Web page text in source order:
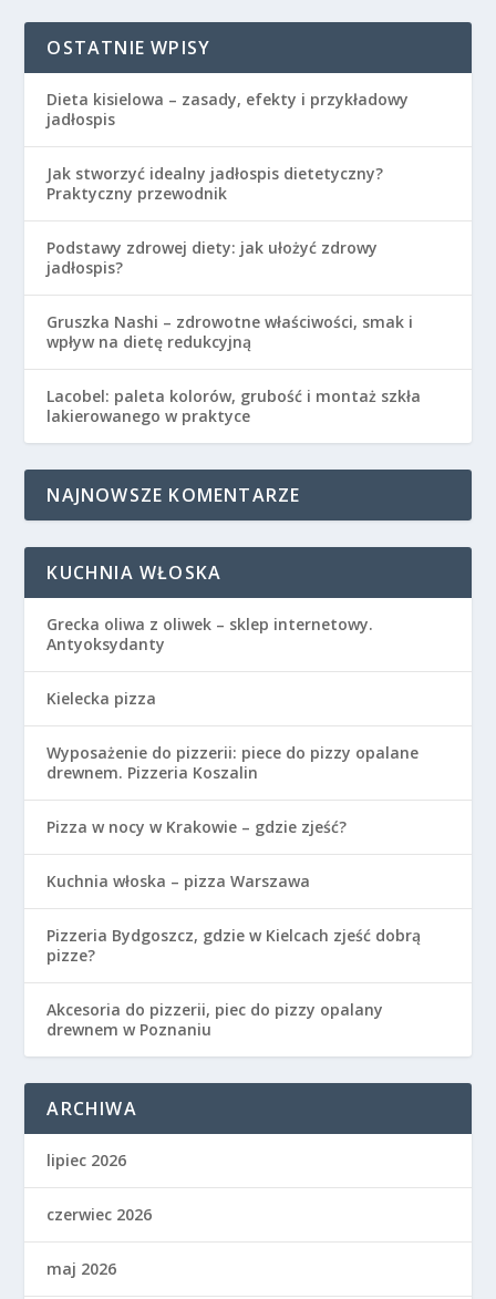
OSTATNIE WPISY
Dieta kisielowa – zasady, efekty i przykładowy
jadłospis
Jak stworzyć idealny jadłospis dietetyczny?
Praktyczny przewodnik
Podstawy zdrowej diety: jak ułożyć zdrowy
jadłospis?
Gruszka Nashi – zdrowotne właściwości, smak i
wpływ na dietę redukcyjną
Lacobel: paleta kolorów, grubość i montaż szkła
lakierowanego w praktyce
NAJNOWSZE KOMENTARZE
KUCHNIA WŁOSKA
Grecka oliwa z oliwek – sklep internetowy.
Antyoksydanty
Kielecka pizza
Wyposażenie do pizzerii: piece do pizzy opalane
drewnem. Pizzeria Koszalin
Pizza w nocy w Krakowie – gdzie zjeść?
Kuchnia włoska – pizza Warszawa
Pizzeria Bydgoszcz, gdzie w Kielcach zjeść dobrą
pizze?
Akcesoria do pizzerii, piec do pizzy opalany
drewnem w Poznaniu
ARCHIWA
lipiec 2026
czerwiec 2026
maj 2026